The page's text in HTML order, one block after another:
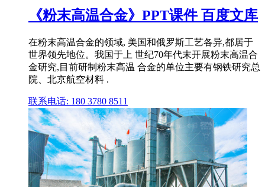
《粉末高温合金》PPT课件 百度文库
在粉末高温合金的领域, 美国和俄罗斯工艺各异,都居于
世界领先地位。我国于上 世纪70年代末开展粉末高温合
金研究,目前研制粉末高温 合金的单位主要有钢铁研究总
院、北京航空材料 .
联系电话: 180 3780 8511